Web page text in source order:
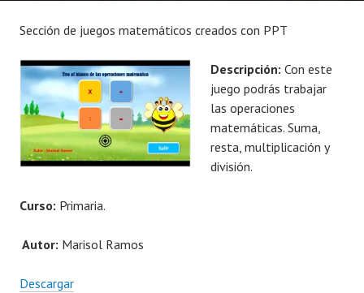
Sección de juegos matemáticos creados con PPT
Descripción: Con este
juego podrás trabajar
las operaciones
matemáticas. Suma,
resta, multiplicación y
división.
Curso: Primaria.
Autor: Marisol Ramos
Descargar